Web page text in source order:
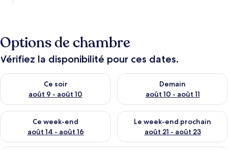
Options de chambre
Vérifiez la disponibilité pour ces dates.
Ce soir
août 9 - août 10
Vérifier la disponibilité pour ce soir août 9 - août 10
Demain
août 10 - août 11
Vérifier la disponibilité pour
Ce week-end
août 14 - août 16
Vérifier la disponibilité pour ce week-end août 14 - août 16
Le week-end prochain
août 21 - août 23
Vérifier la disponibilité pour